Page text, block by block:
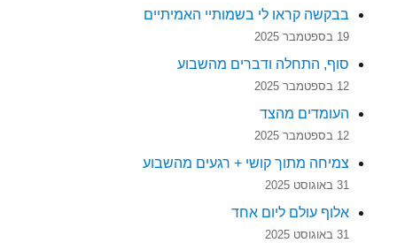
בבקשה קראו לי בשמותיי האמיתיים
19 בספטמבר 2025
סוף, התחלה ודברים מהשבוע
12 בספטמבר 2025
העומדים מהצד
12 בספטמבר 2025
צמיחה מתוך קושי + רגעים מהשבוע
31 באוגוסט 2025
אלוף עולם ליום אחד
31 באוגוסט 2025